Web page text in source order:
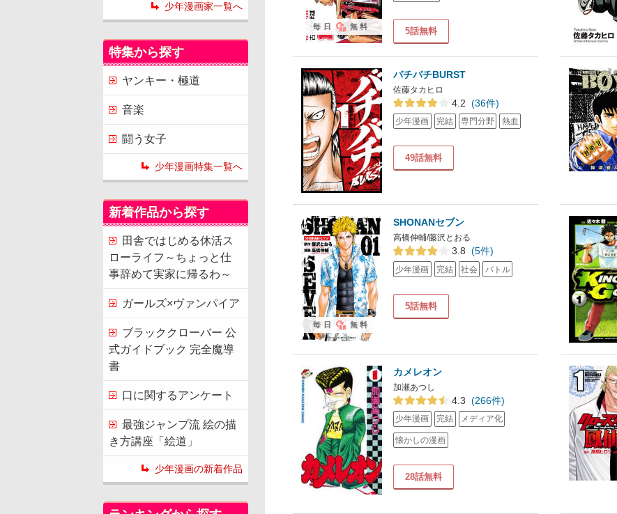
5話無料
毎日 無料
バチバチBURST
佐藤タカヒロ
4.2 (36件)
少年漫画 完結 専門分野 熱血
49話無料
SHONANセブン
高橋伸輔/藤沢とおる
3.8 (5件)
少年漫画 完結 社会 バトル
5話無料
毎日 無料
カメレオン
加瀬あつし
4.3 (266件)
少年漫画 完結 メディア化
懐かしの漫画
28話無料
少年漫画家一覧へ
特集から探す
ヤンキー・極道
音楽
闘う女子
少年漫画特集一覧へ
新着作品から探す
田舎ではじめる休活ス
ローライフ～ちょっと仕
事辞めて実家に帰るわ～
ガールズ×ヴァンパイア
ブラッククローバー 公
式ガイドブック 完全魔導
書
口に関するアンケート
最強ジャンプ流 絵の描
き方講座「絵道」
少年漫画の新着作品